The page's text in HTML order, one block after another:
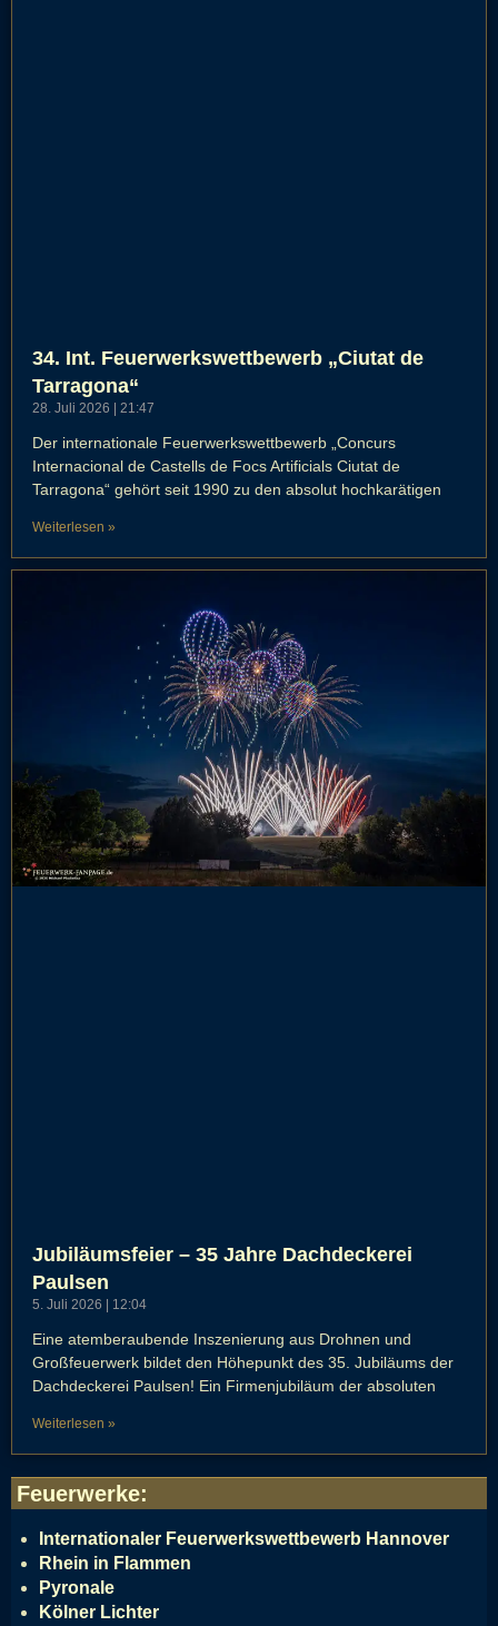
34. Int. Feuerwerkswettbewerb „Ciutat de
Tarragona“
28. Juli 2026 21:47
Der internationale Feuerwerkswettbewerb „Concurs
Internacional de Castells de Focs Artificials Ciutat de
Tarragona“ gehört seit 1990 zu den absolut hochkarätigen
Weiterlesen »
Jubiläumsfeier – 35 Jahre Dachdeckerei
Paulsen
5. Juli 2026 12:04
Eine atemberaubende Inszenierung aus Drohnen und
Großfeuerwerk bildet den Höhepunkt des 35. Jubiläums der
Dachdeckerei Paulsen! Ein Firmenjubiläum der absoluten
Weiterlesen »
Feuerwerke:
Internationaler Feuerwerkswettbewerb Hannover
Rhein in Flammen
Pyronale
Kölner Lichter